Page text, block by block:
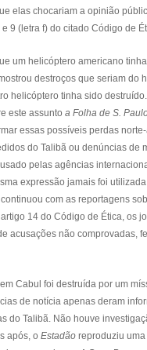
elas chocariam a opinião
9 (letra f) do citado Código de
um helicóptero americano
destroços que seriam do
helicóptero tinha sido
este assunto a Folha de S.
essas possíveis perdas
do Talibã ou denúncias de
pelas agências
expressão jamais foi
continuou com as reportagens
14 do Código de Ética, os
acusações não comprovadas,
em Cabul foi destruída por um
de notícia apenas deram
do Talibã. Não houve
após, o Estadão reproduziu